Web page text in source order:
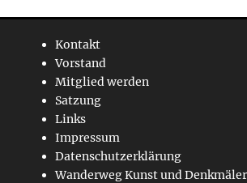
Kontakt
Vorstand
Mitglied werden
Satzung
Links
Impressum
Datenschutzerklärung
Wanderweg Kunst und